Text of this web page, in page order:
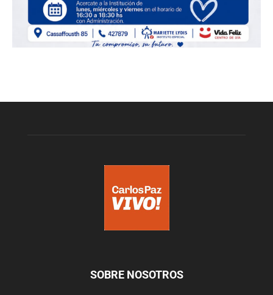
SOBRE NOSOTROS